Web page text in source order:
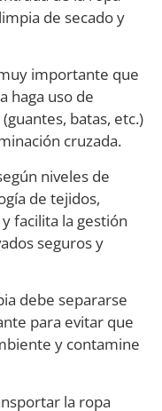
de secado y
importante que
haga uso de
batas, etc.)
cruzada.
niveles de
de tejidos,
facilita la gestión
seguros y
debe separarse
para evitar que
y contamine
la ropa